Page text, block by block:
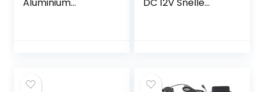
Aluminium
er
DC 12V Snelle